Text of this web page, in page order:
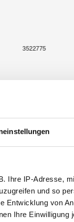
Ihre IP-Adresse,
und so
Entwicklung von
Ihre Einwilligung
3522775